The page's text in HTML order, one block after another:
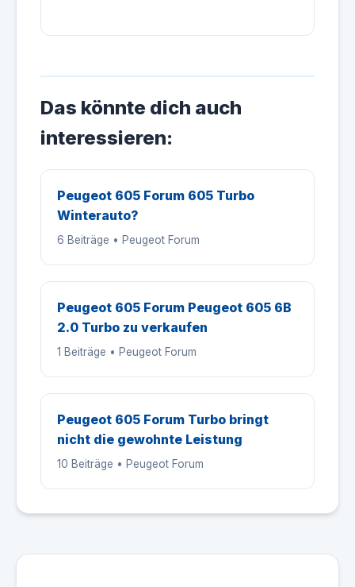
Das könnte dich auch
interessieren:
Peugeot 605 Forum 605 Turbo
Winterauto?
6 Beiträge • Peugeot Forum
Peugeot 605 Forum Peugeot 605 6B
2.0 Turbo zu verkaufen
1 Beiträge • Peugeot Forum
Peugeot 605 Forum Turbo bringt
nicht die gewohnte Leistung
10 Beiträge • Peugeot Forum